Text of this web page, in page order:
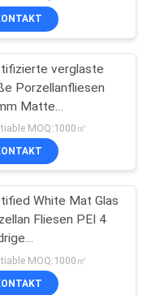
verglaste
Porzellanfliesen
Matte
für Wohn- /
MOQ:1000㎡
White Mat Glas
Fliesen PEI 4
für
/ Unternehmen
MOQ:1000㎡